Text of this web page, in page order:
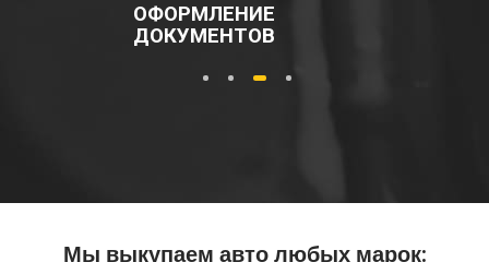
ОФОРМЛЕНИЕ
ДОКУМЕНТОВ
1 2 3 4
Мы выкупаем авто любых марок: